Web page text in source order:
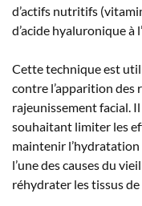
d’actifs nutritifs
d’acide hyaluronique à
Cette technique est
contre l’apparition des
rajeunissement facial.
souhaitant limiter les
maintenir
l’une des causes du
réhydrater les tissus